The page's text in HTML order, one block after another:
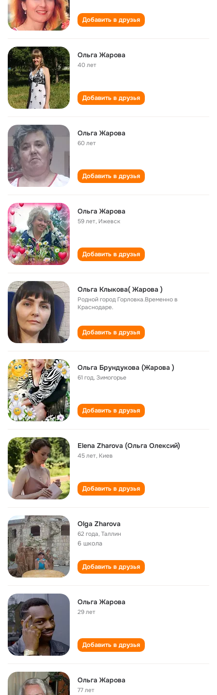
Добавить в друзья
Ольга Жарова
40 лет
Добавить в друзья
Ольга Жарова
60 лет
Добавить в друзья
Ольга Жарова
59 лет, Ижевск
Добавить в друзья
Ольга Клыкова( Жарова )
Родной город Горловка.Временно в
Краснодаре.
Добавить в друзья
Ольга Брундукова (Жарова )
61 год,Зимогорье
Добавить в друзья
Elena Zharova (Ольга Олексий)
45 лет, Киев
Добавить в друзья
Olga Zharova
62 года,Таллин
6 школа
Добавить в друзья
Ольга Жарова
29 лет
Добавить в друзья
Ольга Жарова
77 лет